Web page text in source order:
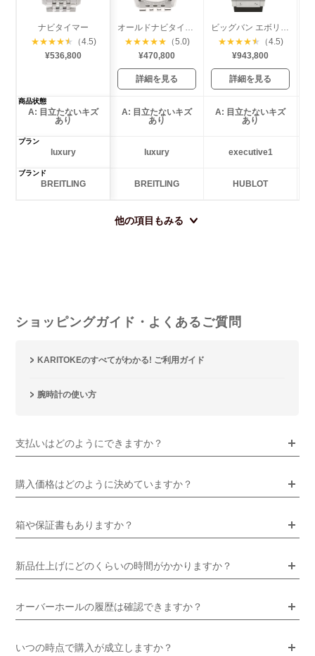
ナビタイマー
★★★★★
（4.5)
¥536,800
オールドナビタイマー
★★★★★ （5.0)
¥470,800
詳細を見る
ビッグバン エボリューション セラミック
★★★★★
（4.5)
¥943,800
詳細を見る
商品状態
A: 目立たないキズ
あり
A: 目立たないキズ
あり
A: 目立たないキズ
あり
プラン
luxury luxury executive1
ブランド
BREITLING BREITLING HUBLOT
他の項目もみる
ショッピングガイド・よくあるご質問
KARITOKEのすべてがわかる! ご利用ガイド
腕時計の使い方
支払いはどのようにできますか？
購入価格はどのように決めていますか？
箱や保証書もありますか？
新品仕上げにどのくらいの時間がかかりますか？
オーバーホールの履歴は確認できますか？
いつの時点で購入が成立しますか？